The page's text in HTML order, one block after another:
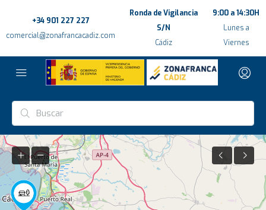
+34 901 227 227
comercial@zonafrancacadiz.com
Ronda de Vigilancia
S/N
Cádiz
9:00 a 14:30H
Lunes a
Viernes